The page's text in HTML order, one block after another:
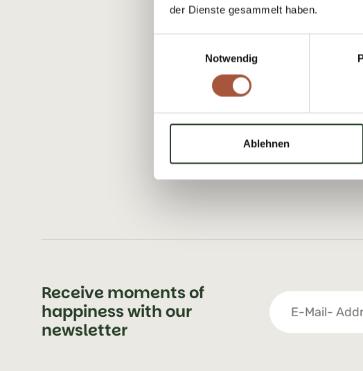
der Dienste gesammelt haben.
Notwendig
Ablehnen
Receive moments of
happiness with our
newsletter